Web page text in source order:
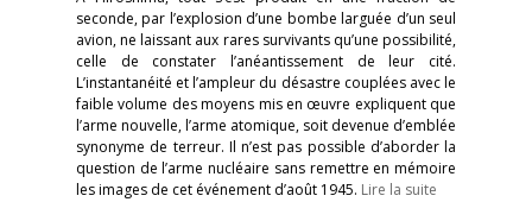
seconde, par l’explosion d’une bombe larguée d’un seul
avion, ne laissant aux rares survivants qu’une possibilité,
celle de constater l’anéantissement de leur cité.
L’instantanéité et l’ampleur du désastre couplées avec le
faible volume des moyens mis en œuvre expliquent que
l’arme nouvelle, l’arme atomique, soit devenue d’emblée
synonyme de terreur. Il n’est pas possible d’aborder la
question de l’arme nucléaire sans remettre en mémoire
les images de cet événement d’août 1945. Lire la suite